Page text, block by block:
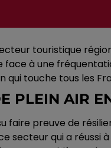
touristique
face à une
qui touche tous les
PLEIN AIR
faire preuve de
secteur qui a réussi